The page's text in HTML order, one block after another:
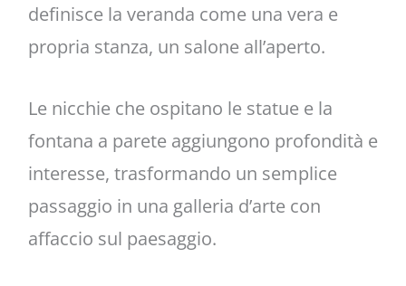
definisce la veranda come una vera e
propria stanza, un salone all’aperto.
Le nicchie che ospitano le statue e la
fontana a parete aggiungono profondità e
interesse, trasformando un semplice
passaggio in una galleria d’arte con
affaccio sul paesaggio.